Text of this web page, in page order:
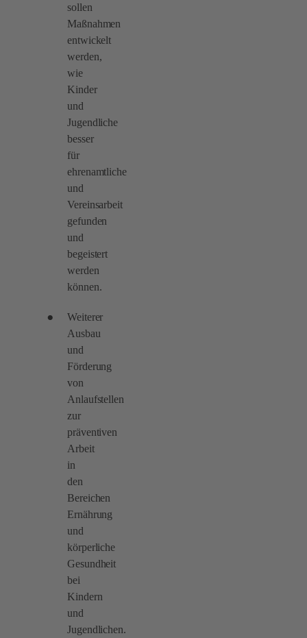
sollen
Maßnahmen
entwickelt
werden,
wie
Kinder
und
Jugendliche
besser
für
ehrenamtliche
und
Vereinsarbeit
gefunden
und
begeistert
werden
können.
Weiterer
Ausbau
und
Förderung
von
Anlaufstellen
zur
präventiven
Arbeit
in
den
Bereichen
Ernährung
und
körperliche
Gesundheit
bei
Kindern
und
Jugendlichen.